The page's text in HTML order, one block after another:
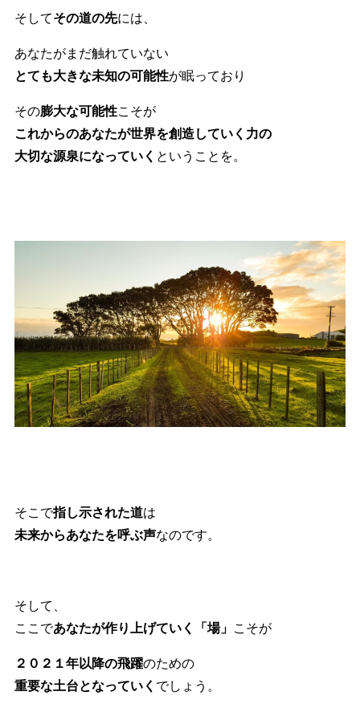
そしてその道の先には、
あなたがまだ触れていない
とても大きな未知の可能性が眠っており
その膨大な可能性こそが
これからのあなたが世界を創造していく力の
大切な源泉になっていく ということを。
そこで指し示された道は
未来からあなたを呼ぶ声なのです。
そして、
ここであなたが作り上げていく「場」 こそが
２０２１年以降の飛躍のための
重要な土台となっていく でしょう。